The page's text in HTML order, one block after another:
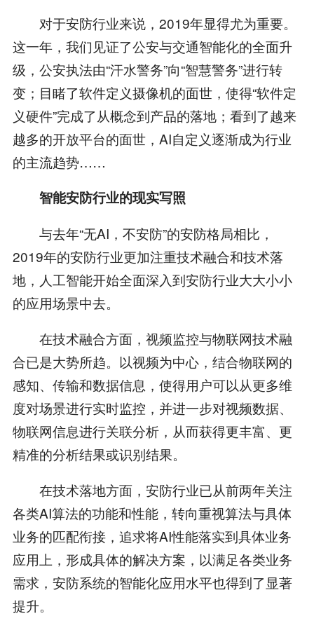
对于安防行业来说，2019年显得尤为重要。
这一年，我们见证了公安与交通智能化的全面升
级，公安执法由“汗水警务”向“智慧警务”进行转
变；目睹了软件定义摄像机的面世，使得“软件定
义硬件”完成了从概念到产品的落地；看到了越来
越多的开放平台的面世，AI自定义逐渐成为行业
的主流趋势……
智能安防行业的现实写照
与去年“无AI，不安防”的安防格局相比，
2019年的安防行业更加注重技术融合和技术落
地，人工智能开始全面深入到安防行业大大小小
的应用场景中去。
在技术融合方面，视频监控与物联网技术融
合已是大势所趋。以视频为中心，结合物联网的
感知、传输和数据信息，使得用户可以从更多维
度对场景进行实时监控，并进一步对视频数据、
物联网信息进行关联分析，从而获得更丰富、更
精准的分析结果或识别结果。
在技术落地方面，安防行业已从前两年关注
各类AI算法的功能和性能，转向重视算法与具体
业务的匹配衔接，追求将AI性能落实到具体业务
应用上，形成具体的解决方案，以满足各类业务
需求，安防系统的智能化应用水平也得到了显著
提升。